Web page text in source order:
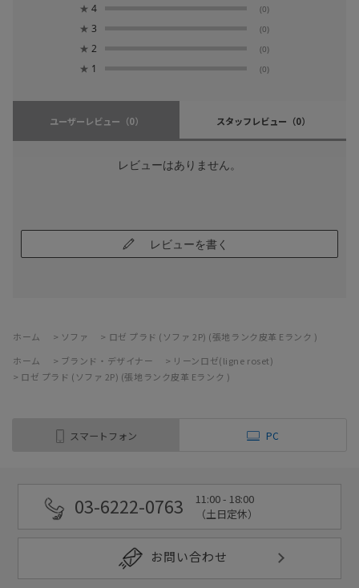
★ 4 (0)
★ 3 (0)
★ 2 (0)
★ 1 (0)
ユーザーレビュー （0） スタッフレビュー （0）
レビューはありません。
レビューを書く
ホーム > ソファ > ロゼ プラド (ソファ 2P) (張地ランク皮革 Eランク )
ホーム
> ブランド・デザイナー > リーンロゼ(ligne roset)
> ロゼ プラド (ソファ 2P) (張地ランク皮革 Eランク )
スマートフォン PC
03-6222-0763
11:00 - 18:00
（土日定休）
お問い合わせ